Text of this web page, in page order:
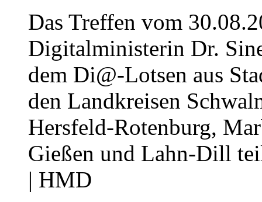
Das Treffen vom
Digitalministerin Dr.
dem Di@-Lotsen aus
den Landkreisen
Hersfeld-Rotenburg,
Gießen und Lahn-Dill
| HMD